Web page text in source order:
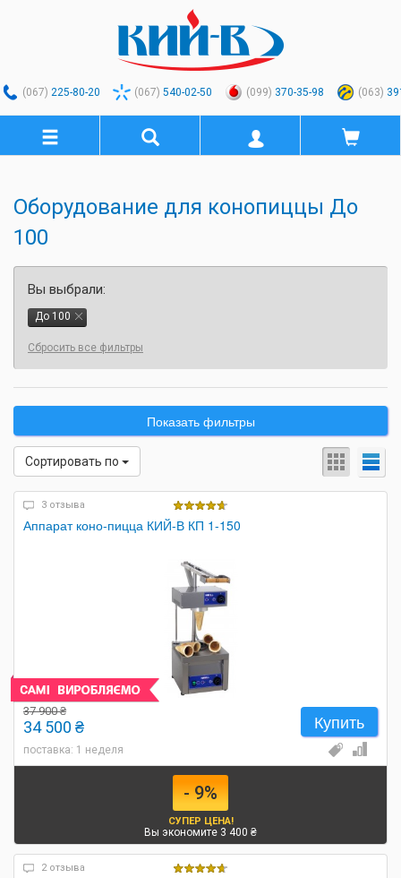
(067) 225-80-20 (067) 540-02-50 (099) 370-35-98 (063)
Показать фильтры
Сортировать по
3 отзыва
Аппарат коно-пицца КИЙ-В КП 1-150
Купить
37 900 ₴
34 500 ₴
поставка: 1 неделя
- 9%
СУПЕР ЦЕНА!
Вы экономите 3 400 ₴
2 отзыва
Оборудование для конопиццы До
100
Вы выбрали:
До 100
Сбросить все фильтры